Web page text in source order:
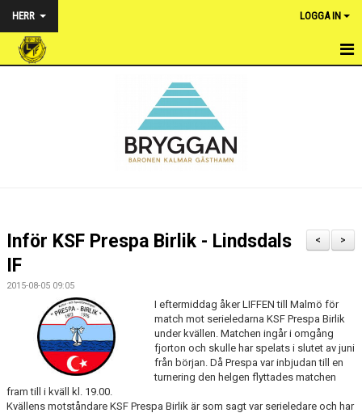
HERR LOGGA IN
BILDGALLERI
DOKUMENT
KONTAKT
>
<
Inför KSF Prespa Birlik - Lindsdals
IF
2015-08-05 09:05
I eftermiddag åker LIFFEN till Malmö för
match mot serieledarna KSF Prespa Birlik
under kvällen. Matchen ingår i omgång
fjorton och skulle har spelats i slutet av juni
från början. Då Prespa var inbjudan till en
turnering den helgen flyttades matchen
fram till i kväll kl. 19.00.
Kvällens motståndare KSF Prespa Birlik är som sagt var serieledare och har